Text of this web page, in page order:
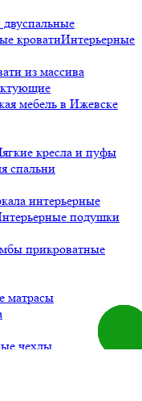
Интерьерные
из массива
мебель в Ижевске
кресла и пуфы
спальни
интерьерные
подушки
прикроватные
матрасы
чехлы